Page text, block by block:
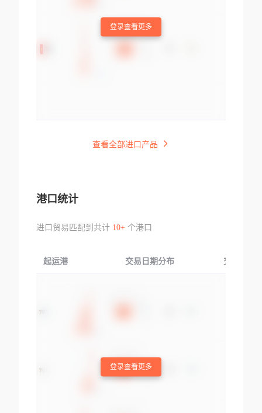
登录查看更多
查看全部进口产品
港口统计
进口贸易匹配到共计 10+个港口
起运港 交易日期分布 交易产品
登录查看更多